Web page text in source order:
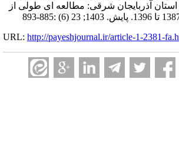
استان آذربایجان شرقی: مطالعه ای طولی از
URL: http://payeshjournal.ir/article-1-2381-